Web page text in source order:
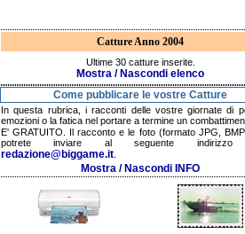
Catture Anno 2004
Ultime 30 catture inserite.
Mostra / Nascondi elenco
Come pubblicare le vostre Catture
In questa rubrica, i racconti delle vostre giornate di
emozioni o la fatica nel portare a termine un
E' GRATUITO. Il racconto e le foto (formato JPG,
potrete inviare al seguente indirizzo
redazione@biggame.it
Mostra / Nascondi INFO